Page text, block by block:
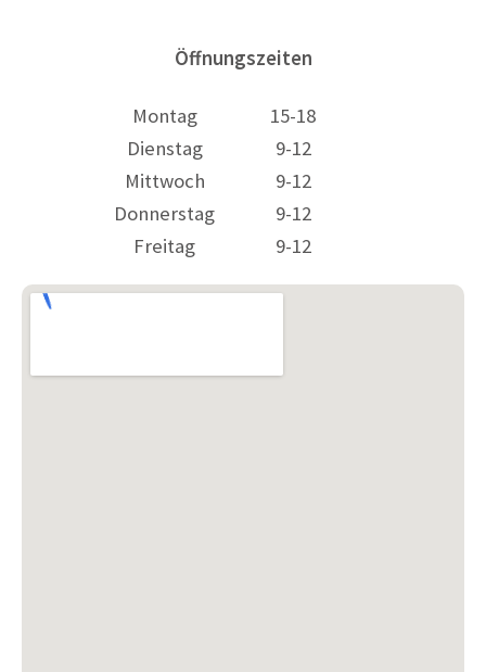
Öffnungszeiten
Montag
Dienstag
Mittwoch
Donnerstag
Freitag
15-18
9-12
9-12
9-12
9-12